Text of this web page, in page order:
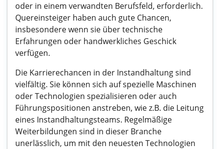
oder in einem verwandten Berufsfeld, erforderlich.
Quereinsteiger haben auch gute Chancen,
insbesondere wenn sie über technische
Erfahrungen oder handwerkliches Geschick
verfügen.
Die Karrierechancen in der Instandhaltung sind
vielfältig. Sie können sich auf spezielle Maschinen
oder Technologien spezialisieren oder auch
Führungspositionen anstreben, wie z.B. die Leitung
eines Instandhaltungsteams. Regelmäßige
Weiterbildungen sind in dieser Branche
unerlässlich, um mit den neuesten Technologien